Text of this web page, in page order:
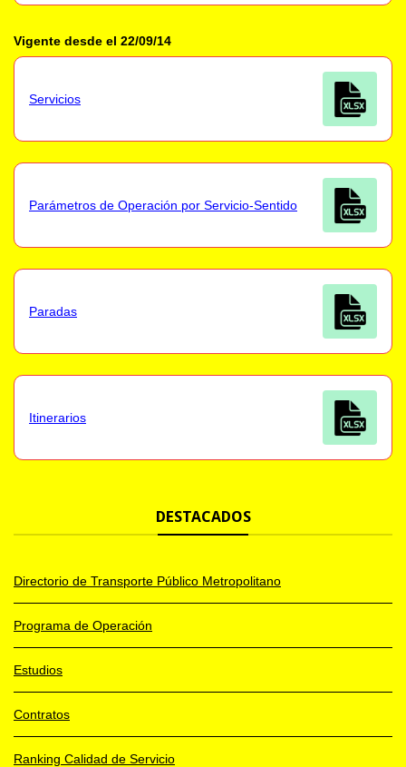
Vigente desde el 22/09/14
Servicios
Parámetros de Operación por Servicio-Sentido
Paradas
Itinerarios
DESTACADOS
Directorio de Transporte Público Metropolitano
Programa de Operación
Estudios
Contratos
Ranking Calidad de Servicio